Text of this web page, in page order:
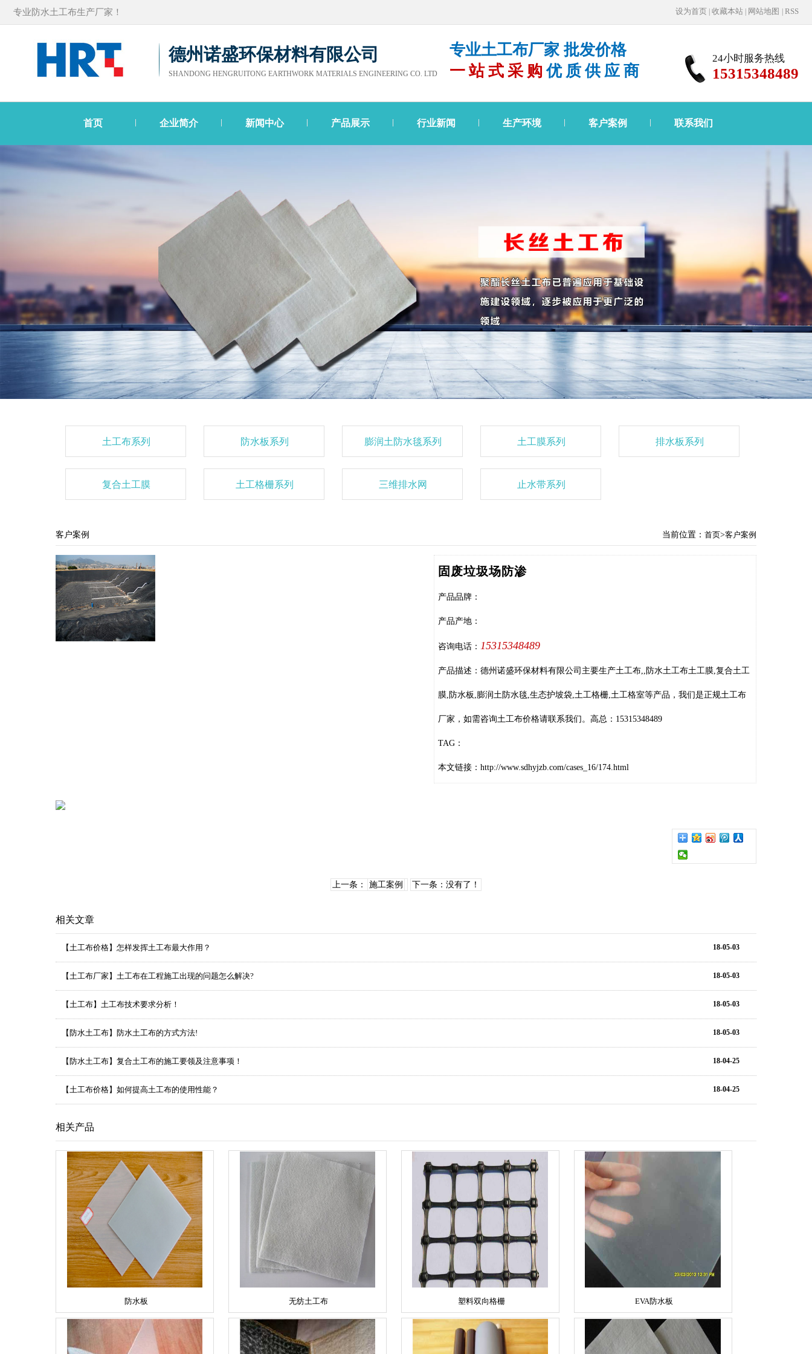
专业防水土工布生产厂家！ 设为首页 收藏本站 网站地图 RSS
德州诺盛环保材料有限公司
SHANDONG HENGRUITONG EARTHWORK MATERIALS ENGINEERING CO. LTD
专业土工布厂家 批发价格
一站式采购优质供应商
24小时服务热线
15315348489
首页 企业简介 新闻中心 产品展示 行业新闻 生产环境 客户案例 联系我们
土工布系列 防水板系列 膨润土防水毯系列 土工膜系列 排水板系列
复合土工膜 土工格栅系列 三维排水网 止水带系列
当前位置： 首页>客户案例
客户案例
固废垃圾场防渗
产品品牌：
产品产地：
咨询电话： 15315348489
产品描述：德州诺盛环保材料有限公司主要生产土工布,,防水土工布土工膜,复合土工
膜,防水板,膨润土防水毯,生态护坡袋,土工格栅,土工格室等产品，我们是正规土工布
厂家，如需咨询土工布价格请联系我们。高总：15315348489
TAG：
本文链接： http://www.sdhyjzb.com/cases_16/174.html
上一条： 施工案例 下一条：没有了！
相关文章
18-05-03
【土工布价格】怎样发挥土工布最大作用？
18-05-03
【土工布厂家】土工布在工程施工出现的问题怎么解决?
18-05-03
【土工布】土工布技术要求分析！
18-05-03
【防水土工布】防水土工布的方式方法!
18-04-25
【防水土工布】复合土工布的施工要领及注意事项！
18-04-25
【土工布价格】如何提高土工布的使用性能？
相关产品
防水板 无纺土工布 塑料双向格栅 EVA防水板